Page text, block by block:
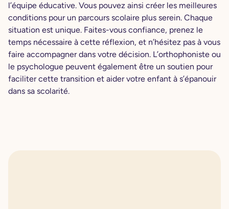
l’équipe éducative. Vous pouvez ainsi créer les meilleures
conditions pour un parcours scolaire plus serein. Chaque
situation est unique. Faites-vous confiance, prenez le
temps nécessaire à cette réflexion, et n’hésitez pas à vous
faire accompagner dans votre décision. L’orthophoniste ou
le psychologue peuvent également être un soutien pour
faciliter cette transition et aider votre enfant à s’épanouir
dans sa scolarité.